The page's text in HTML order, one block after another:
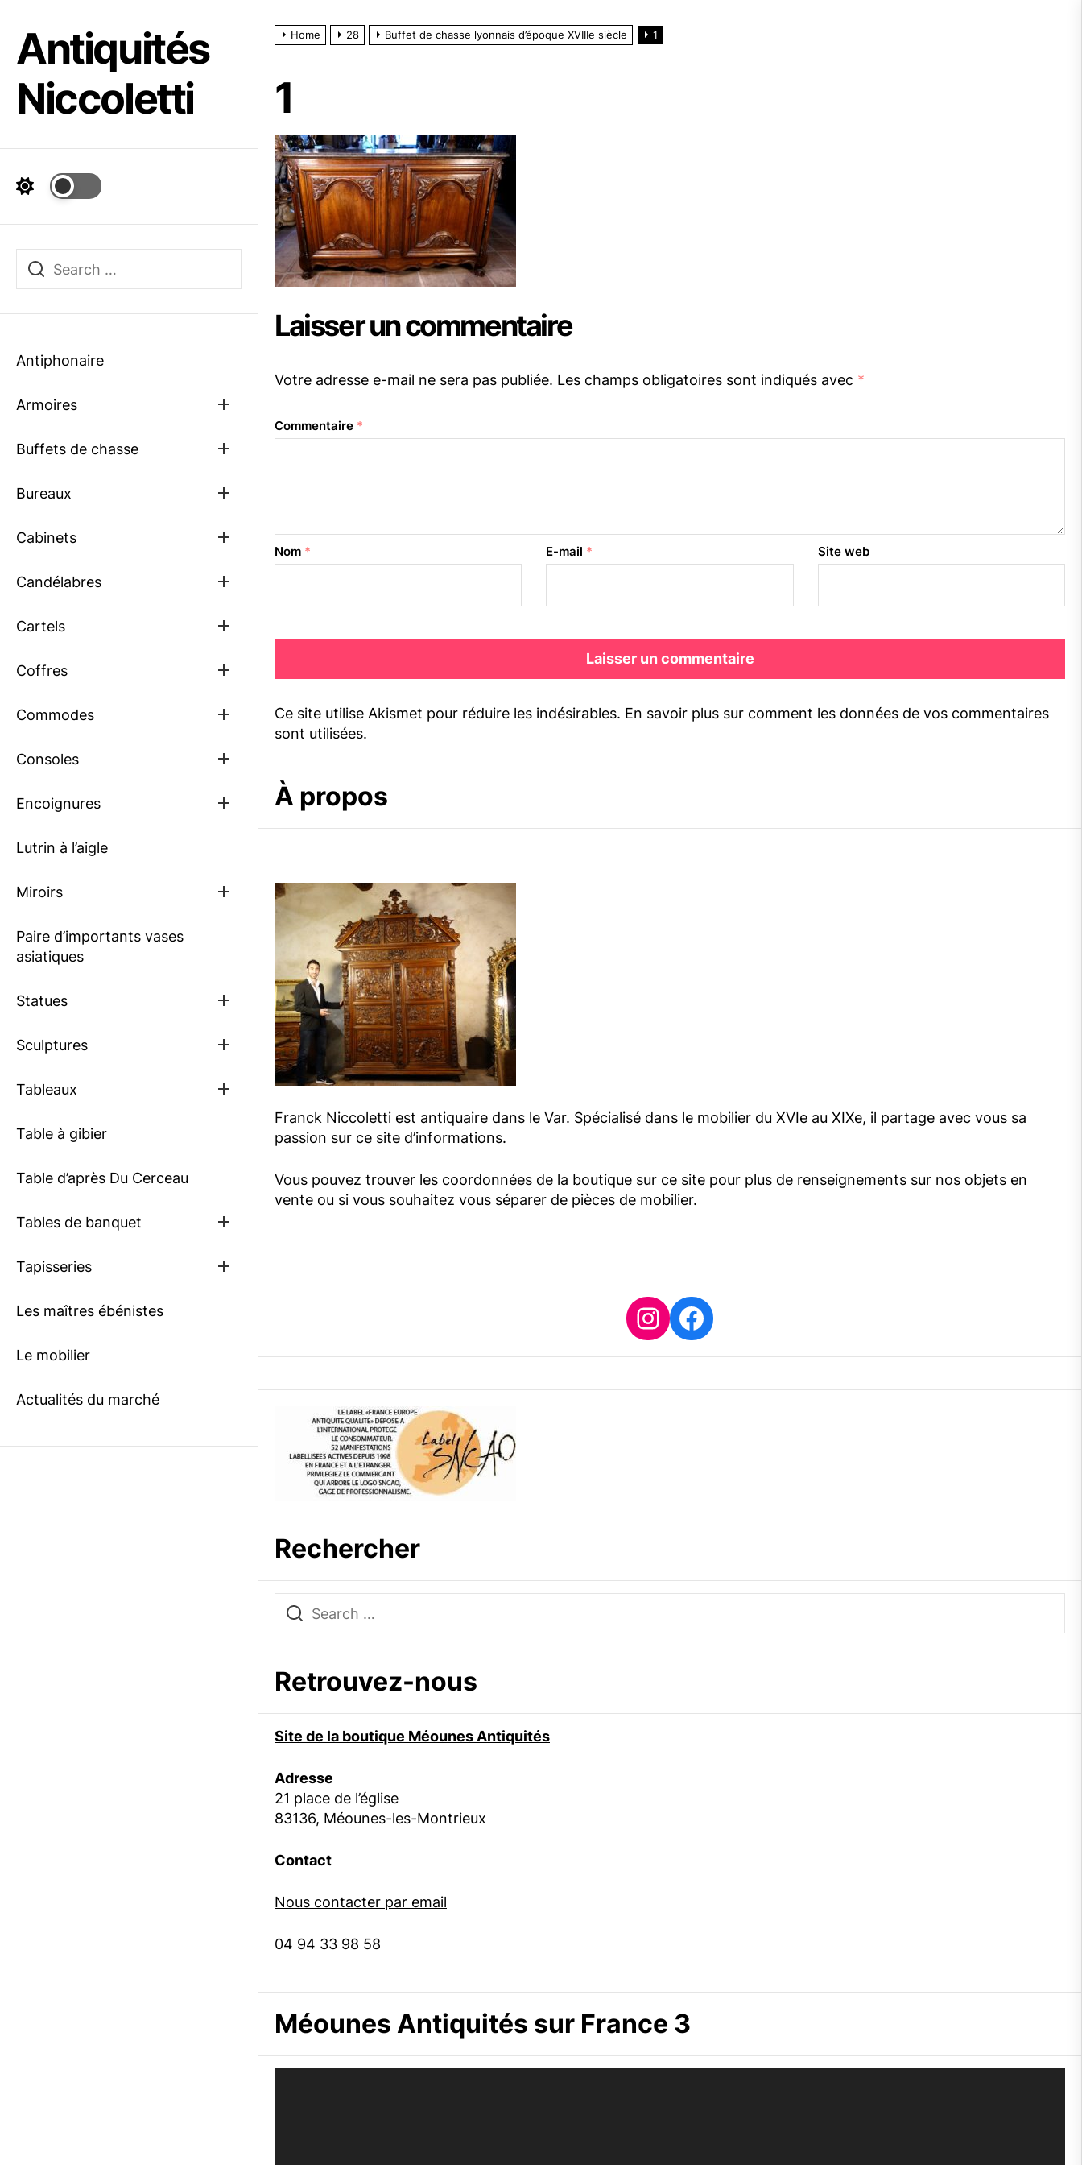
content
Antiquités
Niccoletti
Antiphonaire
Armoires
Show
Buffets de chasse
Show
Bureaux
Show
Cabinets
Show
Candélabres
Show
Cartels
Show
Coffres
Show
Commodes
Show
Consoles
Show
Encoignures
Show
Lutrin à l’aigle
Miroirs
Show
Paire d’importants vases
asiatiques
Statues
Show
Sculptures
Show
Tableaux
Show
Table à gibier
Table d’après Du Cerceau
Tables de banquet
Show
Tapisseries
Show
Les maîtres ébénistes
Le mobilier
Actualités du marché
Home 28 Buffet de chasse lyonnais d’époque XVIIIe siècle 1
1
Laisser un commentaire
Votre adresse e-mail ne sera pas publiée. Les champs obligatoires sont indiqués avec *
Commentaire *
Nom * E-mail * Site web
Ce site utilise Akismet pour réduire les indésirables. En savoir plus sur comment les données de vos commentaires
sont utilisées.
À propos
Franck Niccoletti est antiquaire dans le Var. Spécialisé dans le mobilier du XVIe au XIXe, il partage avec vous sa
passion sur ce site d’informations.
Vous pouvez trouver les coordonnées de la boutique sur ce site pour plus de renseignements sur nos objets en
vente ou si vous souhaitez vous séparer de pièces de mobilier.
Instagram
Facebook
Rechercher
Retrouvez-nous
Site de la boutique Méounes Antiquités
Adresse
21 place de l’église
83136, Méounes-les-Montrieux
Contact
Nous contacter par email
04 94 33 98 58
Méounes Antiquités sur France 3